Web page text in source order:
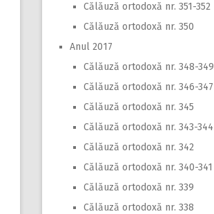
Călăuză ortodoxă nr. 351-352
Călăuză ortodoxă nr. 350
Anul 2017
Călăuză ortodoxă nr. 348-349
Călăuză ortodoxă nr. 346-347
Călăuză ortodoxă nr. 345
Călăuză ortodoxă nr. 343-344
Călăuză ortodoxă nr. 342
Călăuză ortodoxă nr. 340-341
Călăuză ortodoxă nr. 339
Călăuză ortodoxă nr. 338